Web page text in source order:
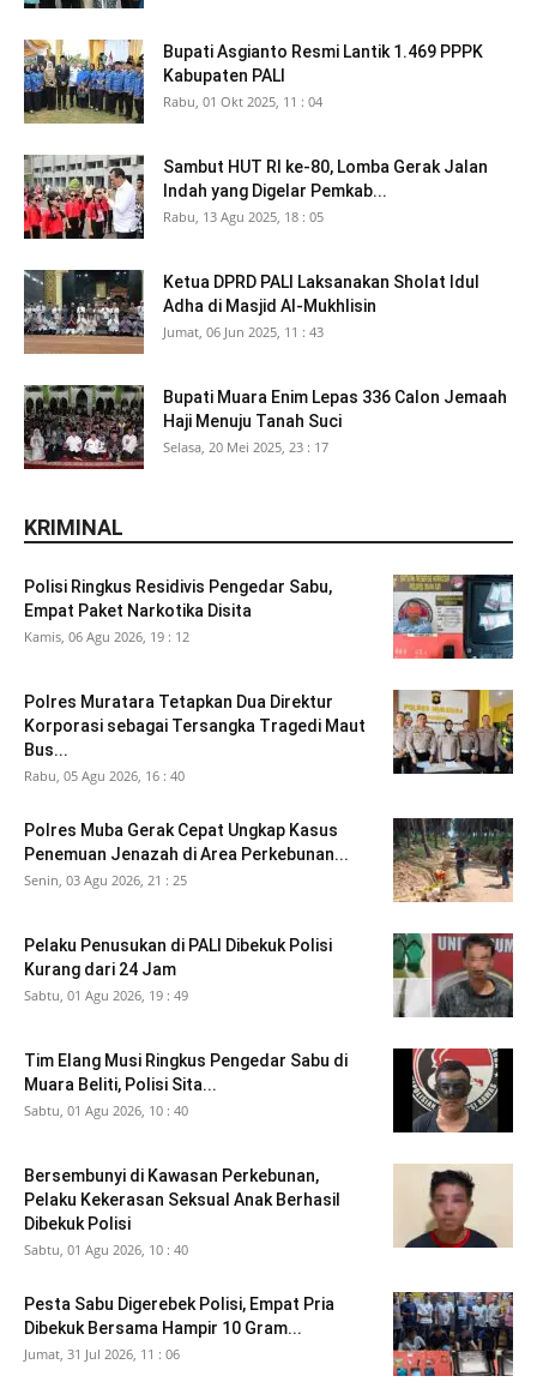
Bupati Asgianto Resmi Lantik 1.469 PPPK
Kabupaten PALI
Rabu, 01 Okt 2025, 11 : 04
Sambut HUT RI ke-80, Lomba Gerak Jalan
Indah yang Digelar Pemkab...
Rabu, 13 Agu 2025, 18 : 05
Ketua DPRD PALI Laksanakan Sholat Idul
Adha di Masjid Al-Mukhlisin
Jumat, 06 Jun 2025, 11 : 43
Bupati Muara Enim Lepas 336 Calon Jemaah
Haji Menuju Tanah Suci
Selasa, 20 Mei 2025, 23 : 17
KRIMINAL
Polisi Ringkus Residivis Pengedar Sabu,
Empat Paket Narkotika Disita
Kamis, 06 Agu 2026, 19 : 12
Polres Muratara Tetapkan Dua Direktur
Korporasi sebagai Tersangka Tragedi Maut
Bus...
Rabu, 05 Agu 2026, 16 : 40
Polres Muba Gerak Cepat Ungkap Kasus
Penemuan Jenazah di Area Perkebunan...
Senin, 03 Agu 2026, 21 : 25
Pelaku Penusukan di PALI Dibekuk Polisi
Kurang dari 24 Jam
Sabtu, 01 Agu 2026, 19 : 49
Tim Elang Musi Ringkus Pengedar Sabu di
Muara Beliti, Polisi Sita...
Sabtu, 01 Agu 2026, 10 : 40
Bersembunyi di Kawasan Perkebunan,
Pelaku Kekerasan Seksual Anak Berhasil
Dibekuk Polisi
Sabtu, 01 Agu 2026, 10 : 40
Pesta Sabu Digerebek Polisi, Empat Pria
Dibekuk Bersama Hampir 10 Gram...
Jumat, 31 Jul 2026, 11 : 06